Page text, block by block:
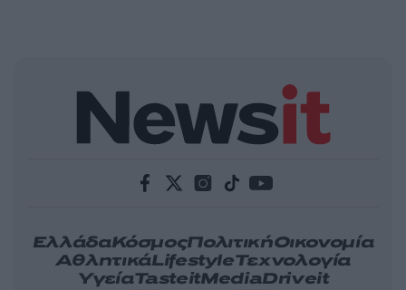
ΕλλάδαΚόσμοςΠολιτικήΟικονομία
ΑθλητικάLifestyleΤεχνολογία
ΥγείαTasteitMediaDriveit